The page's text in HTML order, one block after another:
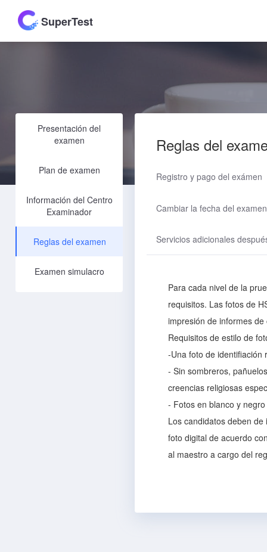
SuperTest
Presentación del
examen
Plan de examen
Información del Centro
Examinador
Reglas del examen
Examen simulacro
Reglas del
Registro y pago del exámen
Cambiar la fecha del examen
Servicios adicionales
Para cada nivel de la
requisitos. Las fotos de
impresión de informes de
Requisitos de estilo de
-Una foto de identifiación
- Sin sombreros,
creencias religiosas
- Fotos en blanco y
Los candidatos deben
foto digital de acuerdo
al maestro a cargo del